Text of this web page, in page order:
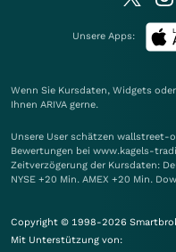
Unsere Apps:
Wenn Sie Kursdaten, Widgets
Ihnen ARIVA gerne.
Unsere User schätzen wallstreet-
Bewertungen bei www.kagels-
Zeitverzögerung der Kursdaten:
NYSE +20 Min. AMEX +20 Min.
Copyright © 1998-2026
Mit Unterstützung von: